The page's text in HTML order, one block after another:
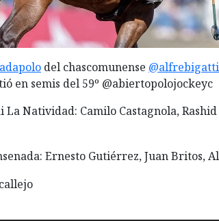
del chascomunense @alfrebigatti
en semis del 59º @abiertopolojockeyc
La Natividad: Camilo Castagnola,
Ernesto Gutiérrez, Juan Britos,